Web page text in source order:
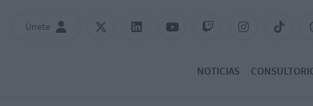
Únete
NOTICIAS